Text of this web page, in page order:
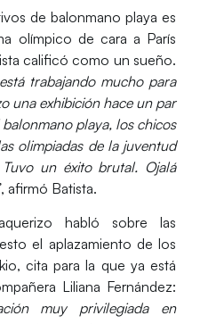
de balonmano playa es
olímpico de cara a París
calificó como un sueño.
trabajando mucho para
una exhibición hace un par
playa, los chicos
olimpiadas de la juventud
un éxito brutal. Ojalá
afirmó Batista.
habló sobre las
el aplazamiento de los
, cita para la que ya está
Liliana Fernández:
muy privilegiada en